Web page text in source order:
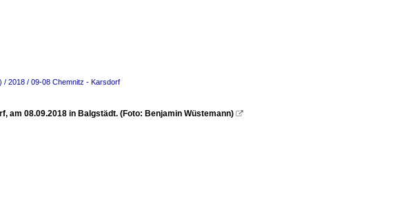
/ 2018 / 09-08 Chemnitz - Karsdorf
am 08.09.2018 in Balgstädt. (Foto: Benjamin Wüstemann) 